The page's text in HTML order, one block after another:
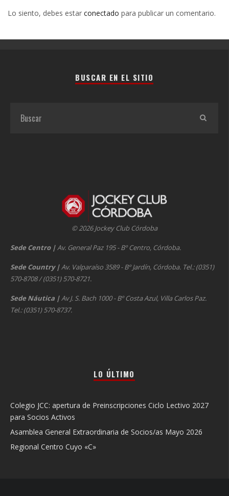
Lo siento, debes estar conectado para publicar un comentario.
BUSCAR EN EL SITIO
© 2026 Jockey Club Córdoba
Sede Centro |Av. General Paz 195 - Bº Centro, Córdoba.
Sede Country |Av. Valparaíso 3589 - Bº Jardín, Córdoba. Tel.: (0351)
570-8708 / (0351) 570-8721.
Sede Náutica |Av J. S. Bach 1000 - Bº Costa Azul, Villa Carlos Paz.
Tel.: (0351) 570-8737.
LO ÚLTIMO
Colegio JCC: apertura de Preinscripciones Ciclo Lectivo 2027
para Socios Activos
Asamblea General Extraordinaria de Socios/as Mayo 2026
Regional Centro Cuyo «C»